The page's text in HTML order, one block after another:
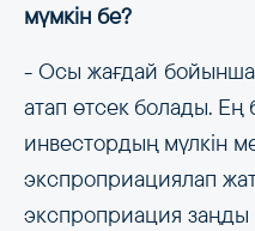
мүмкін бе?
- Осы жағдай
атап өтсек болады. Ең
инвестордың мүлкін
экспроприациялап
экспроприация